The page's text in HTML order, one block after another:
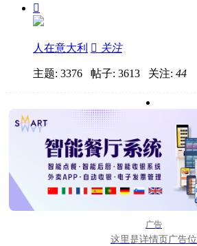

人在意大利  关注
主题: 3376 帖子: 3613 关注: 44
广告
这里是详情页广告位